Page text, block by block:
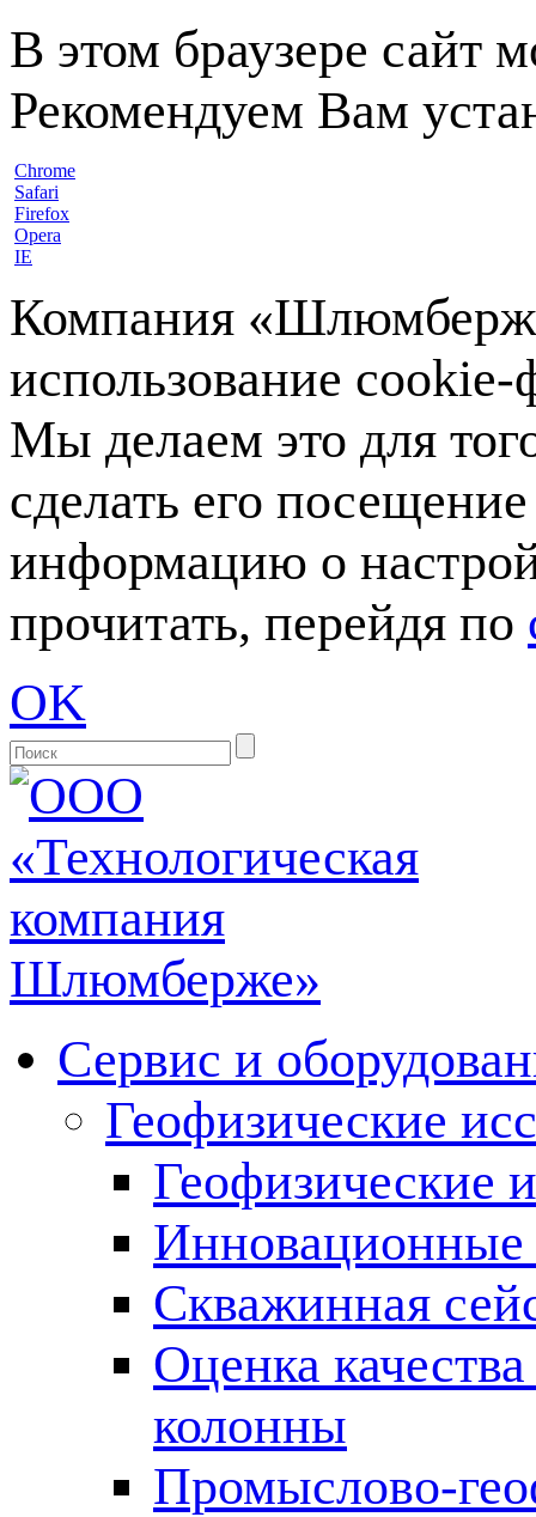
В этом браузере сайт
Рекомендуем Вам
Chrome
Safari
Firefox
Opera
IE
Компания
использование
Мы делаем это для
сделать его
информацию о
прочитать, перейдя по
OK
Сервис и
Геофизические
Геофизические
Инновационные
Скважинная
Оценка
колонны
Промыслово-